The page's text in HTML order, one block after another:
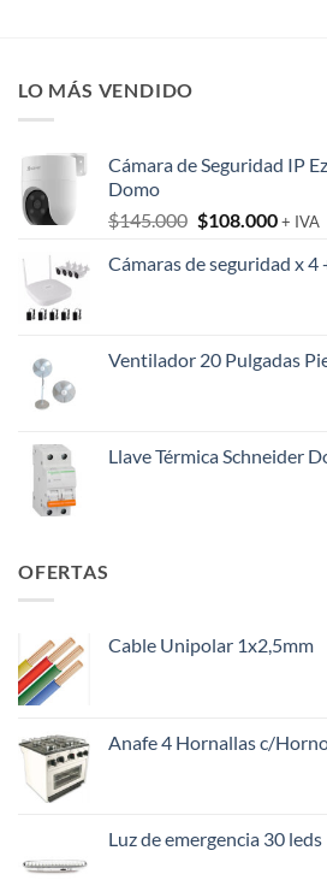
LO MÁS VENDIDO
Cámara de Seguridad IP
Domo
$145.000 El
original
$108.000El
actual
+ IVA
Cámaras de seguridad x 4
Ventilador 20 Pulgadas
Llave Térmica Schneider
OFERTAS
Cable Unipolar 1x2,5mm
Anafe 4 Hornallas c/
Luz de emergencia 30 leds